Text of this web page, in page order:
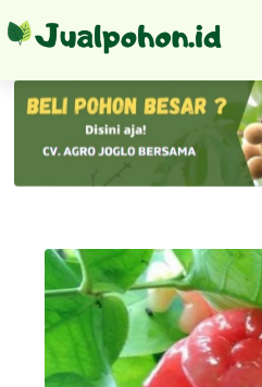
Bibit Tanaman Jambu Kancing